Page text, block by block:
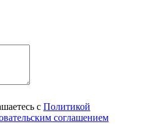
с Политикой
соглашением